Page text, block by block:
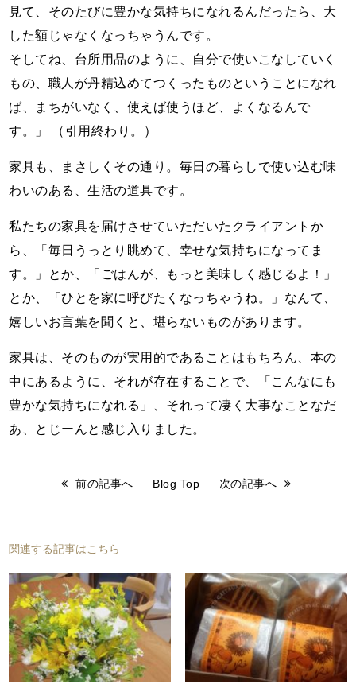
見て、そのたびに豊かな気持ちになれるんだったら、大
した額じゃなくなっちゃうんです。
そしてね、台所用品のように、自分で使いこなしていく
もの、職人が丹精込めてつくったものということになれ
ば、まちがいなく、使えば使うほど、よくなるんで
す。」 （引用終わり。）
家具も、まさしくその通り。毎日の暮らしで使い込む味
わいのある、生活の道具です。
私たちの家具を届けさせていただいたクライアントか
ら、「毎日うっとり眺めて、幸せな気持ちになってま
す。」とか、「ごはんが、もっと美味しく感じるよ！」
とか、「ひとを家に呼びたくなっちゃうね。」なんて、
嬉しいお言葉を聞くと、堪らないものがあります。
家具は、そのものが実用的であることはもちろん、本の
中にあるように、それが存在することで、「こんなにも
豊かな気持ちになれる」、それって凄く大事なことなだ
あ、とじーんと感じ入りました。
前の記事へ Blog Top 次の記事へ
関連する記事はこちら